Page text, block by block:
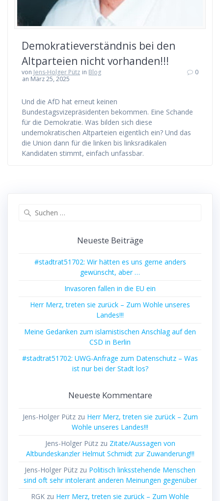
Demokratieverständnis bei den
Altparteien nicht vorhanden!!!
von Jens-Holger Pütz in Blog
an März 25, 2025
0
Und die AfD hat erneut keinen
Bundestagsvizepräsidenten bekommen. Eine Schande
für die Demokratie. Was bilden sich diese
undemokratischen Altparteien eigentlich ein? Und das
die Union dann für die linken bis linksradikalen
Kandidaten stimmt, einfach unfassbar.
Neueste Beiträge
#stadtrat51702: Wir hätten es uns gerne anders
gewünscht, aber …
Invasoren fallen in die EU ein
Herr Merz, treten sie zurück – Zum Wohle unseres
Landes!!!
Meine Gedanken zum islamistischen Anschlag auf den
CSD in Berlin
#stadtrat51702: UWG-Anfrage zum Datenschutz – Was
ist nur bei der Stadt los?
Neueste Kommentare
Jens-Holger Pützzu Herr Merz, treten sie zurück – Zum
Wohle unseres Landes!!!
Jens-Holger Pützzu Zitate/Aussagen von
Altbundeskanzler Helmut Schmidt zur Zuwanderung!!!
Jens-Holger Pütz zu Politisch linksstehende Menschen
sind oft sehr intolerant anderen Meinungen gegenüber
RGK zu Herr Merz, treten sie zurück – Zum Wohle